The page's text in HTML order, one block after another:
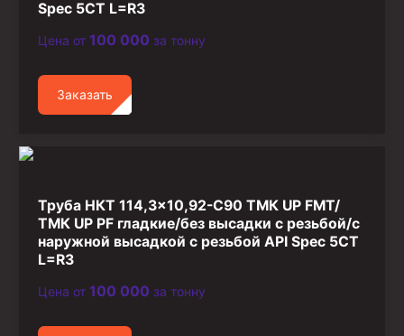
Spec 5CT L=R3
Цена от 100 000 за тонну
Заказать
Труба НКТ 114,3×10,92-C90 ТМК UP FMT/
ТМК UP PF гладкие/без высадки с резьбой/с
наружной высадкой с резьбой API Spec 5CT
L=R3
Цена от 100 000 за тонну